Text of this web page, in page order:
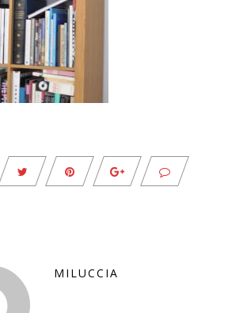
MILUCCIA